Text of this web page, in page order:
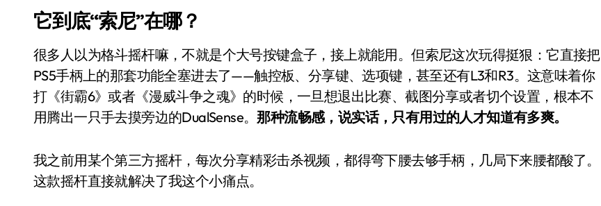
别再用汽车USB给MacBook充电了！老司机教你3招真·快充
花钱买宝马，启动先看蜘蛛侠？”车主怒了：车内不是广告屏！
Windows 11家庭版和专业版，选错真的会后悔吗？
你的U盘格式对了吗？详解exFAT和NTFS的终极对决
轻到忽略不计 大疆Mini 2S内录实测，值不值得冲？
从“卖电视”到“定规则”：海信拿下RGB-Mini LED全球话语权
它到底“索尼”在哪？
很多人以为格斗摇杆嘛，不就是个大号按键盒子，接上就能用。但索尼这次玩得挺狠：它直接把
PS5手柄上的那套功能全塞进去了——触控板、分享键、选项键，甚至还有L3和R3。这意味着你
打《街霸6》或者《漫威斗争之魂》的时候，一旦想退出比赛、截图分享或者切个设置，根本不
用腾出一只手去摸旁边的DualSense。那种流畅感，说实话，只有用过的人才知道有多爽。
我之前用某个第三方摇杆，每次分享精彩击杀视频，都得弯下腰去够手柄，几局下来腰都酸了。
这款摇杆直接就解决了我这个小痛点。